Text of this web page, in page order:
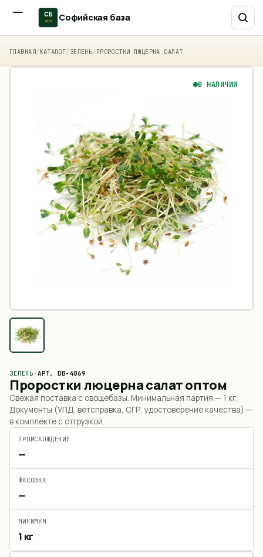
СБ
2015 Софийская база
ГЛАВНАЯ/КАТАЛОГ/ ЗЕЛЕНЬ/ ПРОРОСТКИ ЛЮЦЕРНА САЛАТ
В НАЛИЧИИ
ЗЕЛЕНЬ · АРТ.DB-4069
Проростки люцерна салат оптом
Свежая поставка с овощебазы. Минимальная партия — 1 кг.
Документы (УПД, ветсправка, СГР, удостоверение качества) —
в комплекте с отгрузкой.
ПРОИСХОЖДЕНИЕ
—
ФАСОВКА
—
МИНИМУМ
1 кг